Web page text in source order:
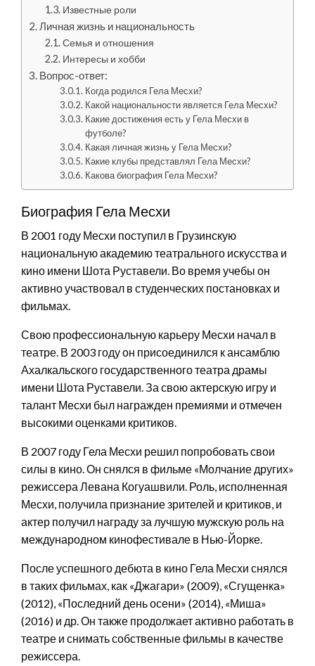
Известные роли
Личная жизнь и национальность
Семья и отношения
Интересы и хобби
Вопрос-ответ:
Когда родился Гела Месхи?
Какой национальности является Гела Месхи?
Какие достижения есть у Гела Месхи в
футболе?
Какая личная жизнь у Гела Месхи?
Какие клубы представлял Гела Месхи?
Какова биография Гела Месхи?
Биография Гела Месхи
В 2001 году Месхи поступил в Грузинскую
национальную академию театрального искусства и
кино имени Шота Руставели. Во время учебы он
активно участвовал в студенческих постановках и
фильмах.
Свою профессиональную карьеру Месхи начал в
театре. В 2003 году он присоединился к ансамблю
Ахалкальского государственного театра драмы
имени Шота Руставели. За свою актерскую игру и
талант Месхи был награжден премиями и отмечен
высокими оценками критиков.
В 2007 году Гела Месхи решил попробовать свои
силы в кино. Он снялся в фильме «Молчание других»
режиссера Левана Когуашвили. Роль, исполненная
Месхи, получила признание зрителей и критиков, и
актер получил награду за лучшую мужскую роль на
международном кинофестивале в Нью-Йорке.
После успешного дебюта в кино Гела Месхи снялся
в таких фильмах, как «Джагари» (2009), «Сгущенка»
(2012), «Последний день осени» (2014), «Миша»
(2016) и др. Он также продолжает активно работать в
театре и снимать собственные фильмы в качестве
режиссера.